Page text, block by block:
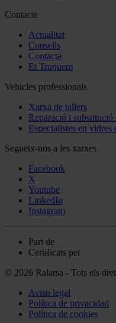
Contacte
Actualitat
Consells
Contacta
Et Truquem
Vehicles professionals
Xarxa de tallers
Reparació i substitució
Especialistes en vidres
Segueix-nos a les xarxes
Facebook
X
Youtube
LinkedIn
Instagram
Part de
Certificats per
© 2026 Ralarsa - Tots els
Aviso legal
Política de privacidad
Política de cookies